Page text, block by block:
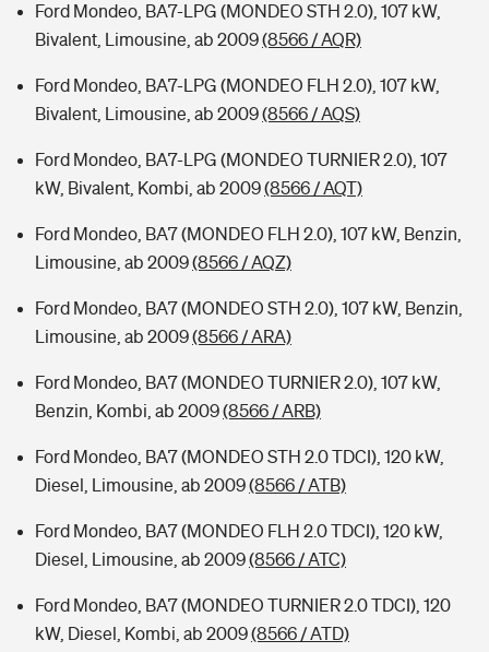
Ford Mondeo, BA7-LPG (MONDEO STH 2.0), 107 kW,
Bivalent, Limousine, ab 2009(8566 / AQR)
Ford Mondeo, BA7-LPG (MONDEO FLH 2.0), 107 kW,
Bivalent, Limousine, ab 2009(8566 / AQS)
Ford Mondeo, BA7-LPG (MONDEO TURNIER 2.0), 107
kW, Bivalent, Kombi, ab 2009(8566 / AQT)
Ford Mondeo, BA7 (MONDEO FLH 2.0), 107 kW, Benzin,
Limousine, ab 2009(8566 / AQZ)
Ford Mondeo, BA7 (MONDEO STH 2.0), 107 kW, Benzin,
Limousine, ab 2009(8566 / ARA)
Ford Mondeo, BA7 (MONDEO TURNIER 2.0), 107 kW,
Benzin, Kombi, ab 2009(8566 / ARB)
Ford Mondeo, BA7 (MONDEO STH 2.0 TDCI), 120 kW,
Diesel, Limousine, ab 2009(8566 / ATB)
Ford Mondeo, BA7 (MONDEO FLH 2.0 TDCI), 120 kW,
Diesel, Limousine, ab 2009(8566 / ATC)
Ford Mondeo, BA7 (MONDEO TURNIER 2.0 TDCI), 120
kW, Diesel, Kombi, ab 2009(8566 / ATD)